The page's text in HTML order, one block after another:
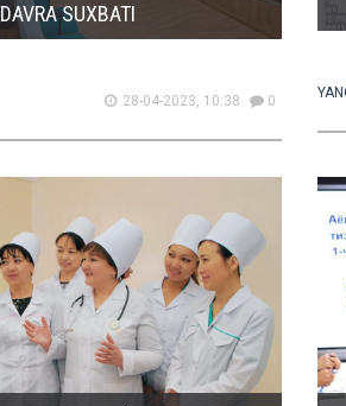
DAVRA SUXBATI
28-04-2023, 10:38 0